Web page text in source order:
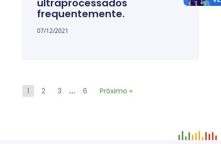
ultraprocessados
frequentemente.
07/12/2021
1 2 3 … 6 Próximo »